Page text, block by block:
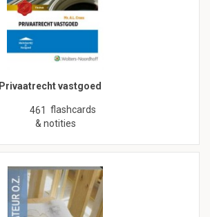
Privaatrecht vastgoed
461 flashcards
& notities